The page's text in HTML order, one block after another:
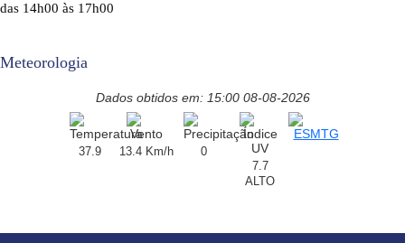
das 14h00 às 17h00
Meteorologia
Dados obtidos em: 15:00 08-08-2026
37.9 13.4 Km/h
0
7.7
ALTO